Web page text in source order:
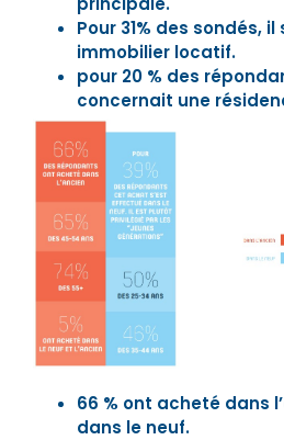
Pour 31% des sondés,
immobilier locatif.
pour 20 % des
concernait une
66 % ont acheté dans
dans le neuf.